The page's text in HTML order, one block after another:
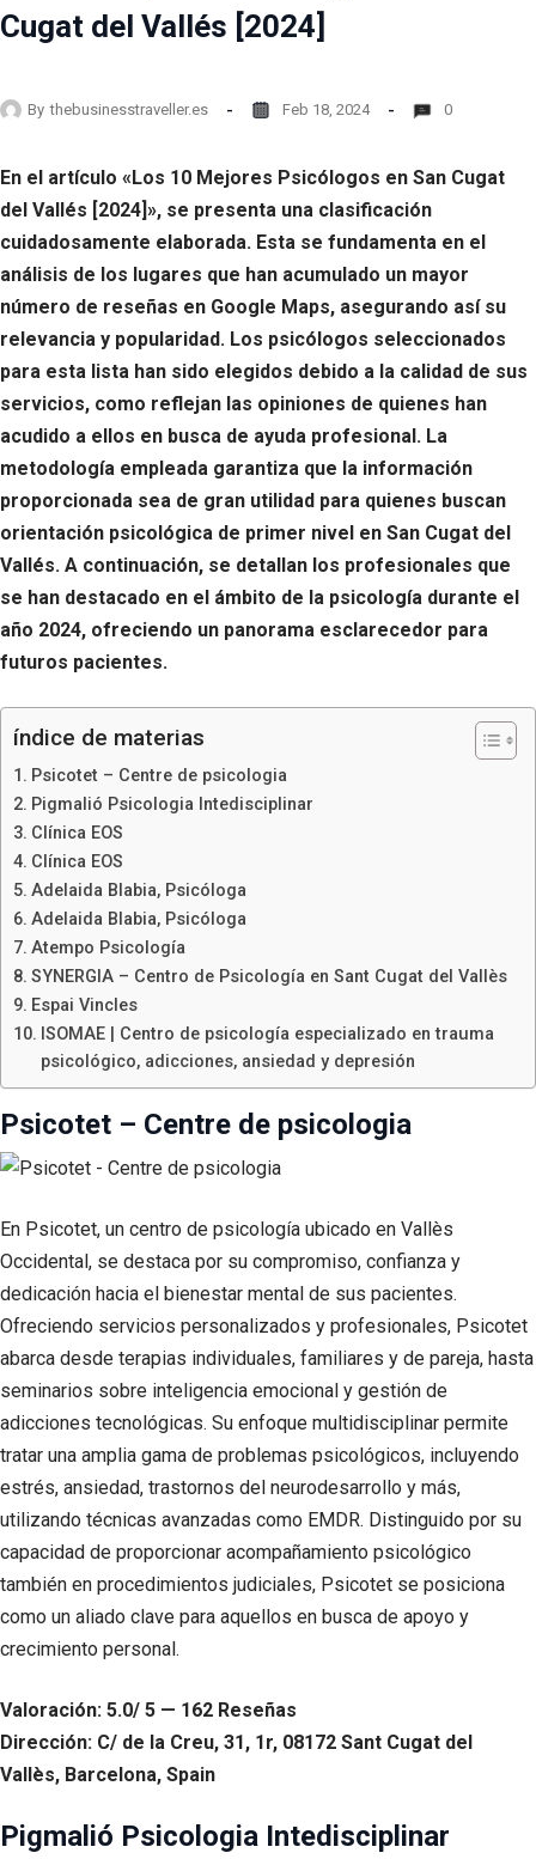
Cugat del Vallés [2024]
By thebusinesstraveller.es Feb 18, 2024 0
En el artículo «Los 10 Mejores Psicólogos en San Cugat
del Vallés [2024]», se presenta una clasificación
cuidadosamente elaborada. Esta se fundamenta en el
análisis de los lugares que han acumulado un mayor
número de reseñas en Google Maps, asegurando así su
relevancia y popularidad. Los psicólogos seleccionados
para esta lista han sido elegidos debido a la calidad de sus
servicios, como reflejan las opiniones de quienes han
acudido a ellos en busca de ayuda profesional. La
metodología empleada garantiza que la información
proporcionada sea de gran utilidad para quienes buscan
orientación psicológica de primer nivel en San Cugat del
Vallés. A continuación, se detallan los profesionales que
se han destacado en el ámbito de la psicología durante el
año 2024, ofreciendo un panorama esclarecedor para
futuros pacientes.
índice de materias
Psicotet – Centre de psicologia
Pigmalió Psicologia Intedisciplinar
Clínica EOS
Clínica EOS
Adelaida Blabia, Psicóloga
Adelaida Blabia, Psicóloga
Atempo Psicología
SYNERGIA – Centro de Psicología en Sant Cugat del Vallès
Espai Vincles
ISOMAE | Centro de psicología especializado en trauma
psicológico, adicciones, ansiedad y depresión
Psicotet – Centre de psicologia
En Psicotet, un centro de psicología ubicado en Vallès
Occidental, se destaca por su compromiso, confianza y
dedicación hacia el bienestar mental de sus pacientes.
Ofreciendo servicios personalizados y profesionales, Psicotet
abarca desde terapias individuales, familiares y de pareja, hasta
seminarios sobre inteligencia emocional y gestión de
adicciones tecnológicas. Su enfoque multidisciplinar permite
tratar una amplia gama de problemas psicológicos, incluyendo
estrés, ansiedad, trastornos del neurodesarrollo y más,
utilizando técnicas avanzadas como EMDR. Distinguido por su
capacidad de proporcionar acompañamiento psicológico
también en procedimientos judiciales, Psicotet se posiciona
como un aliado clave para aquellos en busca de apoyo y
crecimiento personal.
Valoración: 5.0/ 5 — 162 Reseñas
Dirección: C/ de la Creu, 31, 1r, 08172 Sant Cugat del
Vallès, Barcelona, Spain
Pigmalió Psicologia Intedisciplinar